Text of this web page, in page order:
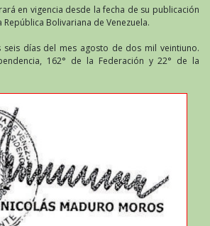
en vigencia desde la fecha de su publicación
República Bolivariana de Venezuela.
seis días del mes agosto de dos mil veintiuno.
162° de la Federación y 22° de la